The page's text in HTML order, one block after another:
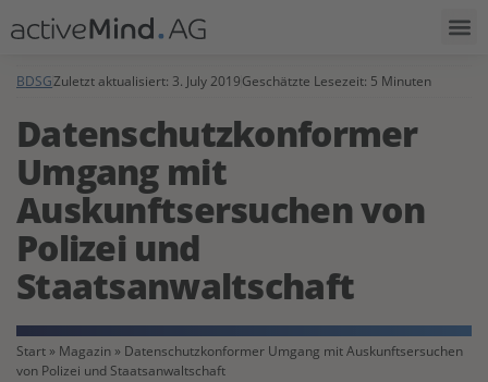
BDSGZuletzt aktualisiert: 3. July 2019Geschätzte Lesezeit: 5 Minuten
Datenschutzkonformer
Umgang mit
Auskunftsersuchen von
Polizei und
Staatsanwaltschaft
Start » Magazin » Datenschutzkonformer Umgang mit Auskunftsersuchen
von Polizei und Staatsanwaltschaft